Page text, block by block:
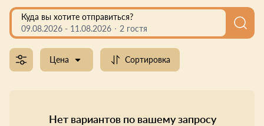
Куда вы хотите отправиться?
09.08.2026 - 11.08.2026 2 гостя
Цена Сортировка
Нет вариантов по вашему запросу